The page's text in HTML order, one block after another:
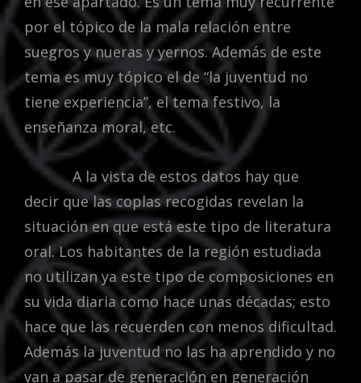
por el tópico de la mala relación entre
suegros y nueras y yernos. Además de este
tema es muy tópico el de “la juventud no
tiene experiencia”, el tema festivo, la
enseñanza moral, etc.
A la vista de estos datos hay que
decir que las coplas recogidas revelan la
situación en que está este tipo de literatura
oral. Los habitantes de la región estudiada
no utilizan ya este tipo de composiciones en
su vida diaria como hace unas décadas; esto
hace que las recuerden con menos dificultad.
Además la juventud no las ha aprendido y no
van a pasar de generación en generación